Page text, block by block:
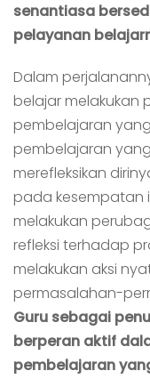
senantiasa
pelayanan
Dalam
belajar melakukan
pembelajaran
pembelajaran
merefleksikan
pada kesempatan
melakukan
refleksi terhadap
melakukan aksi
permasalahan-
Guru sebagai
berperan aktif
pembelajaran